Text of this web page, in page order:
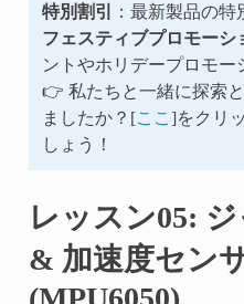
特別割引
：最新製品の特
フェスティブプロモーシ
ントやホリデープロモー
👉 私たちと一緒に探索
ましたか？[ここ ]をクリ
しょう！
レッスン05:
& 加速度セン
(MPU6050)